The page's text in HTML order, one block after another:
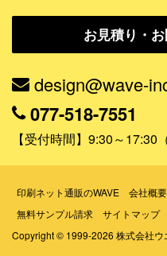
飲食店・カフェ
学校・塾・習い事
コンサート・ライブ・演
活用シーンで探す
お見積り・
design@wave-
077-518-7551
【受付時間】9:30～17:30
印刷ネット通販のWAVE 会社概要
無料サンプル請求
サイトマップ
Copyright © 1999-2026 株式会社